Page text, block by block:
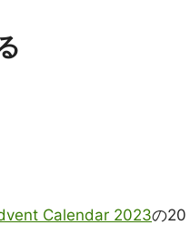
Calendar 2023の20